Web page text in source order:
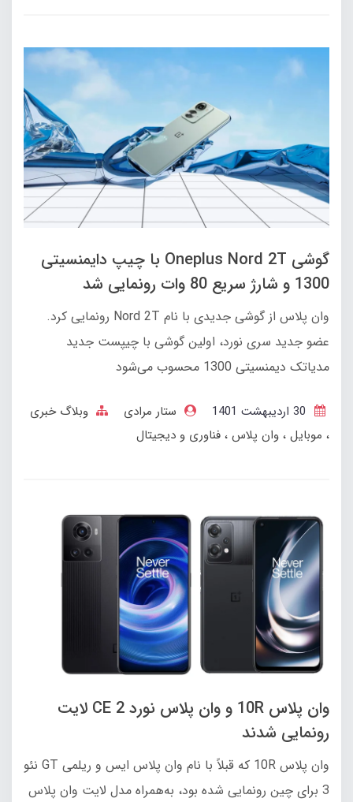
گوشی Oneplus Nord 2T با چیپ دایمنسیتی
1300 و شارژ سریع 80 وات رونمایی شد
وان پلاس از گوشی جدیدی با نام Nord 2T رونمایی کرد.
عضو جدید سری نورد، اولین گوشی با چیپست جدید
مدیاتک دیمنسیتی 1300 محسوب می‌شود
ستار مرادی
وبلاگ خبری
موبایل وان پلاس فناوری و دیجیتال
وان پلاس 10R و وان پلاس نورد CE 2 لایت
رونمایی شدند
وان پلاس 10R که قبلاً با نام وان پلاس ایس و ریلمی GT نئو
3 برای چین رونمایی شده بود، به‌همراه مدل لایت وان پلاس